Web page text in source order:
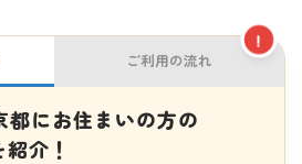
ご利用の流れ
都にお住まいの方の
介！
!